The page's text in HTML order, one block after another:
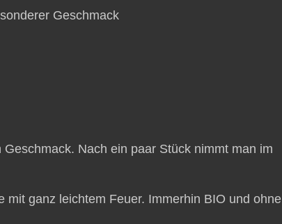
Geschmack
Nach ein paar Stück nimmt man im
mit ganz leichtem Feuer. Immerhin BIO und ohne